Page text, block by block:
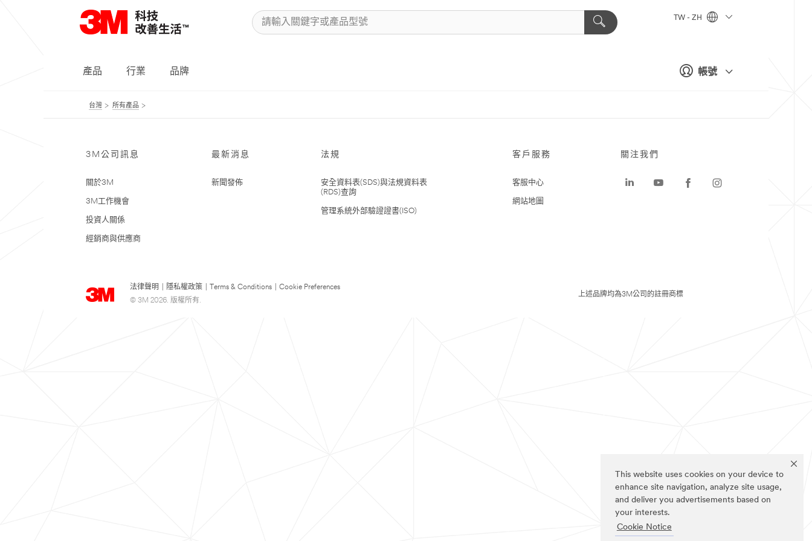
This website uses cookies on your device to
enhance site navigation, analyze site usage,
and deliver you advertisements based on
your interests.
Cookie Notice
帳號
TW - ZH
產品 行業 品牌
台灣 所有產品
3M公司訊息
關於3M
3M工作機會
投資人關係
經銷商與供應商
最新消息
新聞發佈
法規
安全資料表(SDS)與法規資料表
(RDS)查詢
管理系統外部驗證證書(ISO)
客戶服務
客服中心
網站地圖
法律聲明 隱私權政策 Terms & Conditions
Cookie Preferences
© 3M 2026. 版權所有.
關注我們
上述品牌均為3M公司的註冊商標